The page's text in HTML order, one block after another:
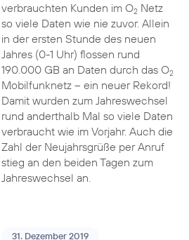
verbrauchten Kunden im O2Netz
so viele Daten wie nie zuvor. Allein
in der ersten Stunde des neuen
Jahres (0-1 Uhr) flossen rund
190.000 GB an Daten durch das O2
Mobilfunknetz – ein neuer Rekord!
Damit wurden zum Jahreswechsel
rund anderthalb Mal so viele Daten
verbraucht wie im Vorjahr. Auch die
Zahl der Neujahrsgrüße per Anruf
stieg an den beiden Tagen zum
Jahreswechsel an.
31. Dezember 2019